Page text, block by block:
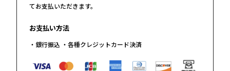
てお支払いただきます。
お支払い方法
・銀行振込 ・各種クレジットカード決済